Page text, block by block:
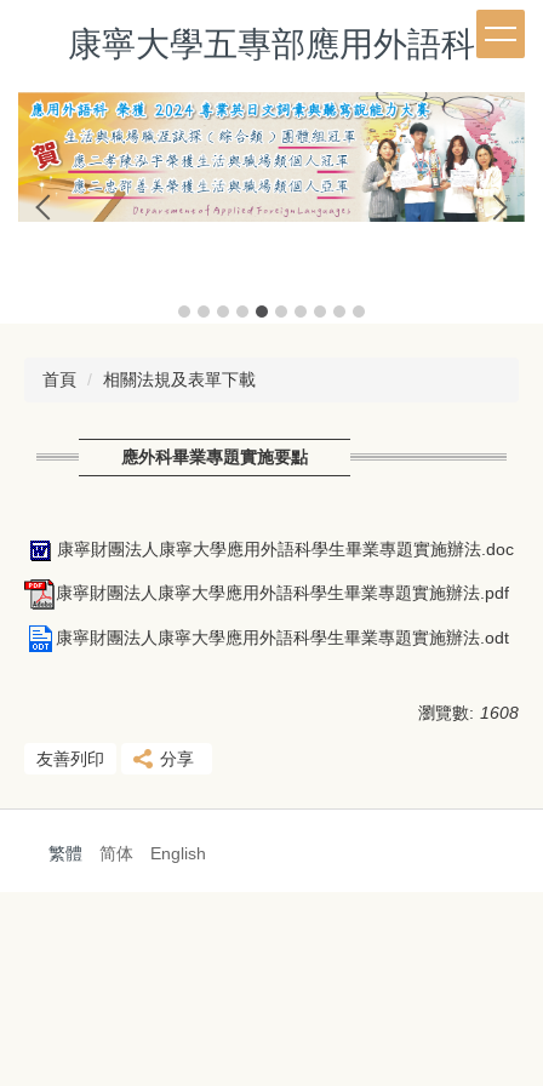
要
區
康寧大學五專部應用外語科
首頁 相關法規及表單下載
應外科畢業專題實施要點
康寧財團法人康寧大學應用外語科學生畢業專題實施辦法.doc
康寧財團法人康寧大學應用外語科學生畢業專題實施辦法.pdf
康寧財團法人康寧大學應用外語科學生畢業專題實施辦法.odt
瀏覽數: 1608
友善列印 分享
繁體 简体 English